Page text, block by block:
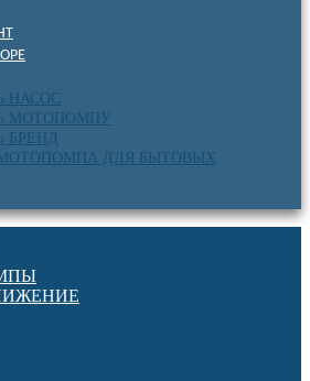
НАСОС
МОТОПОМПУ
БРЕНД
ДЛЯ БЫТОВЫХ